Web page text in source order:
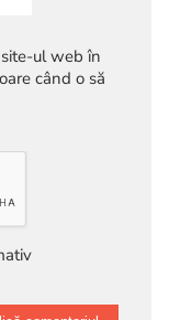
ul web în
când o să